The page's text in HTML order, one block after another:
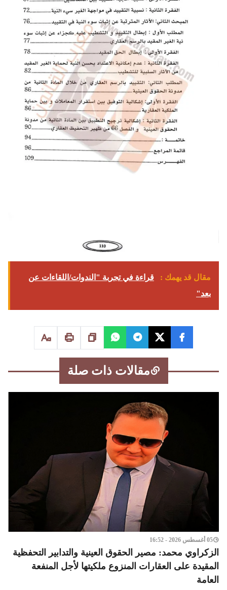
مقال قد يهمك :
قراءة في تجربة "الندوات/اللقاءات عن
بعد"
مقالات ذات صلة
05 أغسطس 2026 - 16:52
الزكراوي محمد: مصير الحقوق العينية والتدابير التحفظية
المقيدة على العقارات المنزوع ملكيتها لأجل المنفعة
العامة